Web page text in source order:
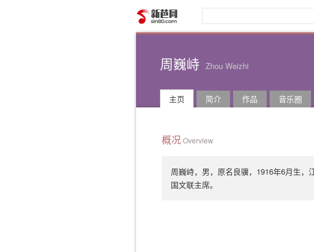
周巍峙 Zhou Weizhi
主页 简介 作品 音乐圈
概况Overview
周巍峙，男，原名良骥，1916年6月生
国文联主席。